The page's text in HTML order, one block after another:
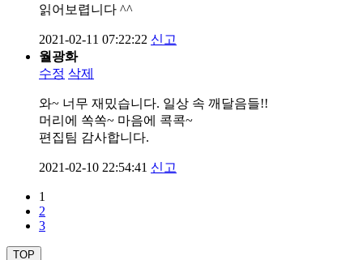
읽어보렵니다 ^^
2021-02-11 07:22:22 신고
월광화
수정 삭제
와~ 너무 재밌습니다. 일상 속 깨달음들!!
머리에 쏙쏙~ 마음에 콕콕~
편집팀 감사합니다.
2021-02-10 22:54:41 신고
1
2
3
TOP